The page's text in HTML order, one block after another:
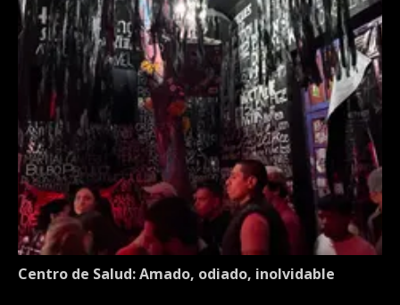
Centro de Salud: Amado, odiado, inolvidable